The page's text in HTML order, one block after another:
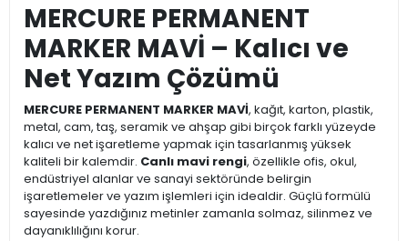
MERCURE PERMANENT
MARKER MAVİ – Kalıcı ve
Net Yazım Çözümü
MERCURE PERMANENT MARKER MAVİ, kağıt, karton, plastik,
metal, cam, taş, seramik ve ahşap gibi birçok farklı yüzeyde
kalıcı ve net işaretleme yapmak için tasarlanmış yüksek
kaliteli bir kalemdir. Canlı mavi rengi, özellikle ofis, okul,
endüstriyel alanlar ve sanayi sektöründe belirgin
işaretlemeler ve yazım işlemleri için idealdir. Güçlü formülü
sayesinde yazdığınız metinler zamanla solmaz, silinmez ve
dayanıklılığını korur.